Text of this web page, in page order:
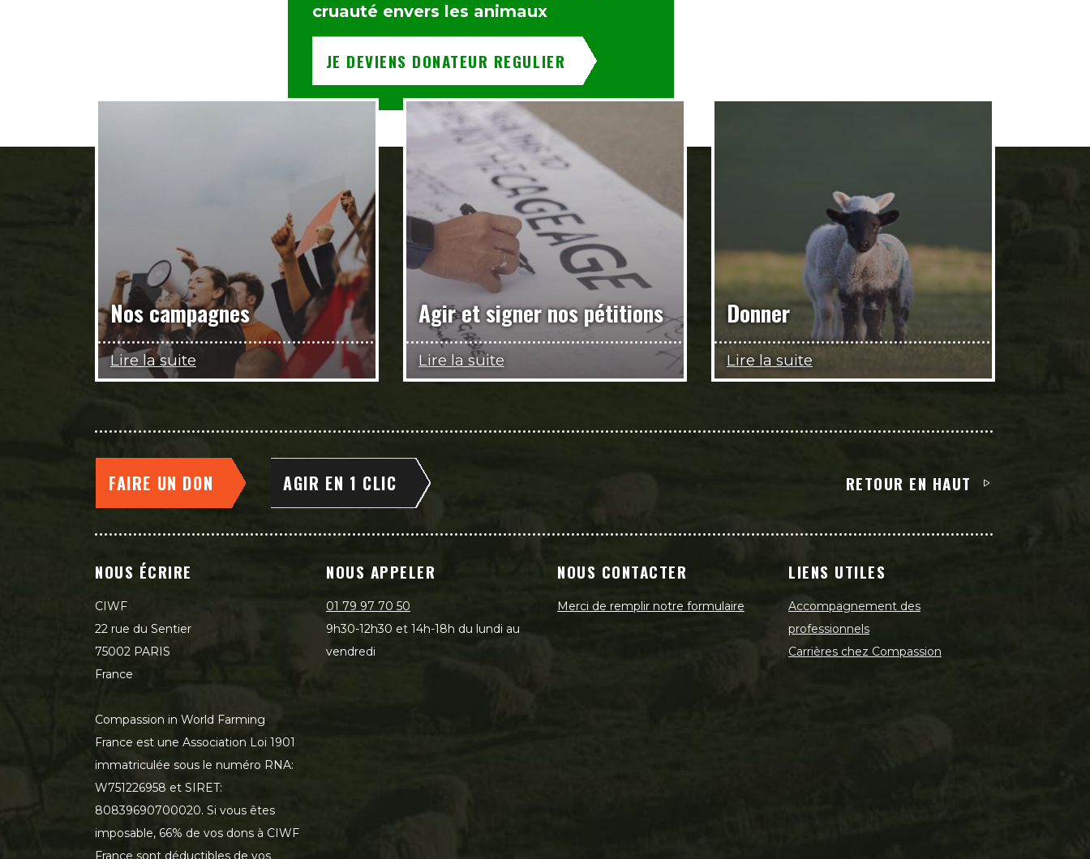
cruauté envers les animaux
JE DEVIENS DONATEUR REGULIER
Nos campagnes
Lire la suite
Agir et signer nos pétitions
Lire la suite
Donner
Lire la suite
FAIRE UN DON AGIR EN 1 CLIC RETOUR EN HAUT
NOUS ÉCRIRE
CIWF
22 rue du Sentier
75002 PARIS
France
Compassion in World Farming
France est une Association Loi 1901
immatriculée sous le numéro RNA:
W751226958 et SIRET:
80839690700020. Si vous êtes
imposable, 66% de vos dons à CIWF
France sont déductibles de vos
NOUS APPELER
01 79 97 70 50
9h30-12h30 et 14h-18h du lundi au
vendredi
NOUS CONTACTER
Merci de remplir notre formulaire
LIENS UTILES
Accompagnement des
professionnels
Carrières chez Compassion